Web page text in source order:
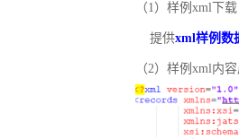
（1）样例xml下载
提供xml样例数
（2）样例xml内